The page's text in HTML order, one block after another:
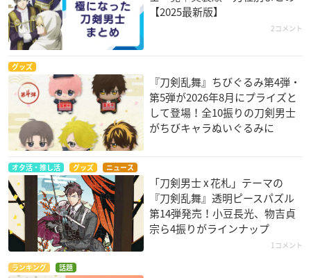
【2025最新版】
2コメント
グッズ
『刀剣乱舞』ちびぐるみ第4弾・
第5弾が2026年8月にプライズと
して登場！全10振りの刀剣男士
がちびキャラぬいぐるみに
オタ活・推し活 グッズ ニュース
「刀剣男士 x 花札」テーマの
『刀剣乱舞』透明ピースパズル
第14弾発売！小豆長光、物吉貞
宗ら4振りがラインナップ
1コメント
ランキング 話題